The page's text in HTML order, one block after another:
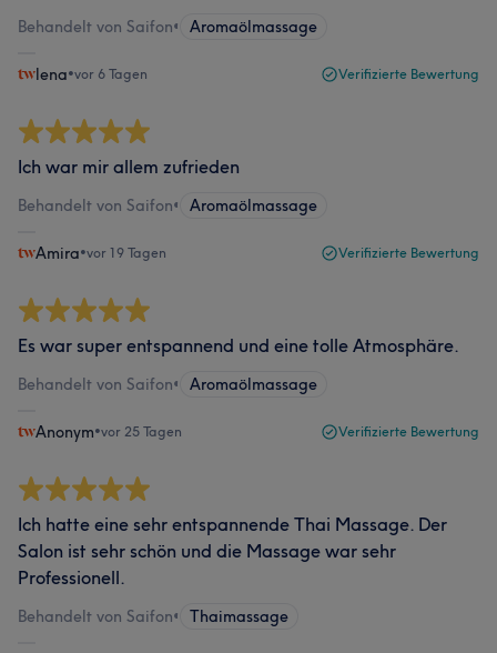
Behandelt von Saifon• Aromaölmassage
lena•vor 6 Tagen Verifizierte Bewertung
Ich war mir allem zufrieden
Behandelt von Saifon• Aromaölmassage
Amira•vor 19 Tagen Verifizierte Bewertung
Es war super entspannend und eine tolle Atmosphäre.
Behandelt von Saifon• Aromaölmassage
Anonym•vor 25 Tagen Verifizierte Bewertung
Ich hatte eine sehr entspannende Thai Massage. Der
Salon ist sehr schön und die Massage war sehr
Professionell.
Behandelt von Saifon• Thaimassage